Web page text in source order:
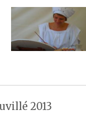
2013